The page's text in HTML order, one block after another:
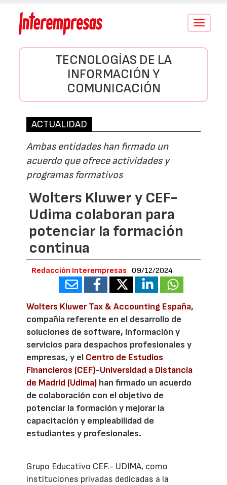
Conmutar
TECNOLOGÍAS DE LA
INFORMACIÓN Y
COMUNICACIÓN
ACTUALIDAD
Ambas entidades han firmado un
acuerdo que ofrece actividades y
programas formativos
Wolters Kluwer y CEF-
Udima colaboran para
potenciar la formación
continua
Redacción Interempresas 09/12/2024
Wolters Kluwer Tax & Accounting España,
compañía referente en el desarrollo de
soluciones de software, información y
servicios para despachos profesionales y
empresas, y el Centro de Estudios
Financieros (CEF)-Universidad a Distancia
de Madrid (Udima) han firmado un acuerdo
de colaboración con el objetivo de
potenciar la formación y mejorar la
capacitación y empleabilidad de
estudiantes y profesionales.
Grupo Educativo CEF.- UDIMA, como
instituciones privadas dedicadas a la